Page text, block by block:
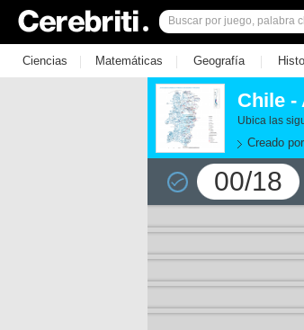
Ciencias | Matemáticas | Geografía |
Chile -
Ubica las
Creado
00/18